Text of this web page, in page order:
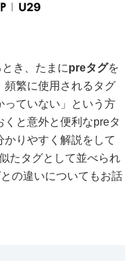
き、たまにpreタグを
頻繁に使用されるタグ
っていない」という方
くと意外と便利なpreタ
りやすく解説をして
たタグとして並べられ
の違いについてもお話